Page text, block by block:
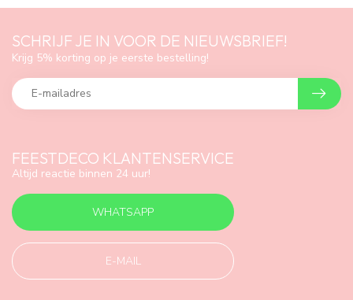
FEESTDECO KLANTENSERVICE
Altijd reactie binnen 24 uur!
WHATSAPP
E-MAIL
SCHRIJF JE IN VOOR DE NIEUWSBRIEF!
Krijg 5% korting op je eerste bestelling!